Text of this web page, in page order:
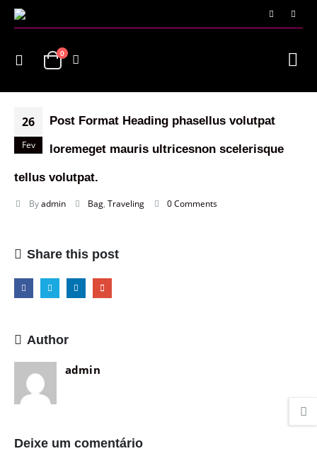
0
26
Fev
Post Format Heading phasellus volutpat
loremeget mauris ultricesnon scelerisque
tellus volutpat.
By admin Bag ,Traveling 0 Comments
Share this post
Author
admin
Deixe um comentário